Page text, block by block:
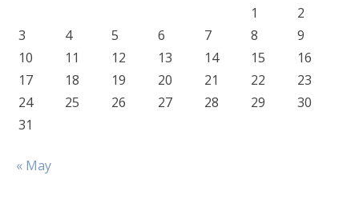
1
2
3
4 5 6 7 8
9
10
11 12 13 14 15
16
17
18 19 20 21 22
23
24
25 26 27 28 29
30
31
« May